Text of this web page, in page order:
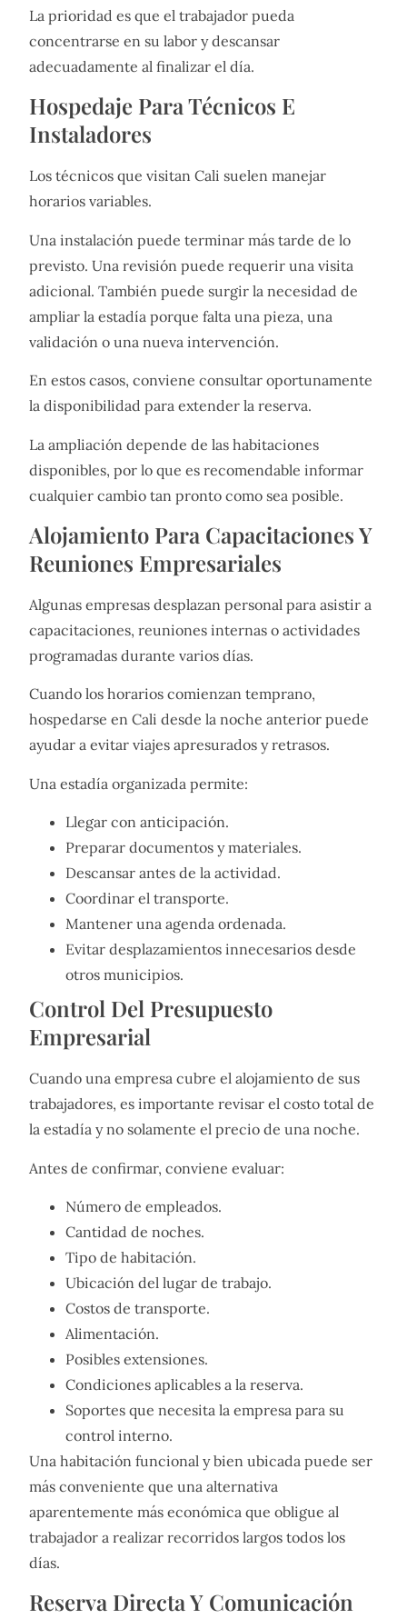
La prioridad es que el trabajador pueda
concentrarse en su labor y descansar
adecuadamente al finalizar el día.
Hospedaje Para Técnicos E
Instaladores
Los técnicos que visitan Cali suelen manejar
horarios variables.
Una instalación puede terminar más tarde de lo
previsto. Una revisión puede requerir una visita
adicional. También puede surgir la necesidad de
ampliar la estadía porque falta una pieza, una
validación o una nueva intervención.
En estos casos, conviene consultar oportunamente
la disponibilidad para extender la reserva.
La ampliación depende de las habitaciones
disponibles, por lo que es recomendable informar
cualquier cambio tan pronto como sea posible.
Alojamiento Para Capacitaciones Y
Reuniones Empresariales
Algunas empresas desplazan personal para asistir a
capacitaciones, reuniones internas o actividades
programadas durante varios días.
Cuando los horarios comienzan temprano,
hospedarse en Cali desde la noche anterior puede
ayudar a evitar viajes apresurados y retrasos.
Una estadía organizada permite:
Llegar con anticipación.
Preparar documentos y materiales.
Descansar antes de la actividad.
Coordinar el transporte.
Mantener una agenda ordenada.
Evitar desplazamientos innecesarios desde
otros municipios.
Control Del Presupuesto
Empresarial
Cuando una empresa cubre el alojamiento de sus
trabajadores, es importante revisar el costo total de
la estadía y no solamente el precio de una noche.
Antes de confirmar, conviene evaluar:
Número de empleados.
Cantidad de noches.
Tipo de habitación.
Ubicación del lugar de trabajo.
Costos de transporte.
Alimentación.
Posibles extensiones.
Condiciones aplicables a la reserva.
Soportes que necesita la empresa para su
control interno.
Una habitación funcional y bien ubicada puede ser
más conveniente que una alternativa
aparentemente más económica que obligue al
trabajador a realizar recorridos largos todos los
días.
Reserva Directa Y Comunicación